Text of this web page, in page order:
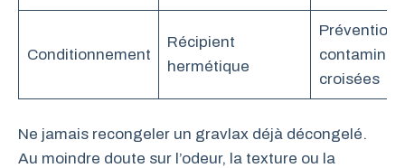
Conditionnement
Récipient
hermétique
Prévention
croisées
Ne jamais recongeler un gravlax déjà décongelé.
Au moindre doute sur l’odeur, la texture ou la